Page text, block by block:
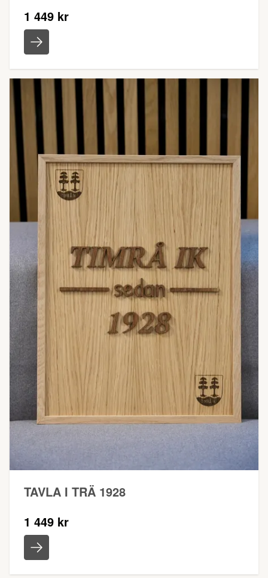
1 449 kr
TAVLA I TRÄ 1928
1 449 kr